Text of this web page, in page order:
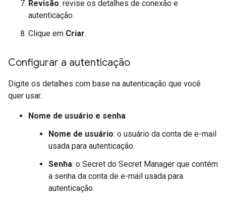
Revisão: revise os detalhes de conexão e
autenticação.
Clique em Criar.
Configurar a autenticação
Digite os detalhes com base na autenticação que você
quer usar.
Nome de usuário e senha
Nome de usuário: o usuário da conta de e-mail
usada para autenticação.
Senha: o Secret do Secret Manager que contém
a senha da conta de e-mail usada para
autenticação.